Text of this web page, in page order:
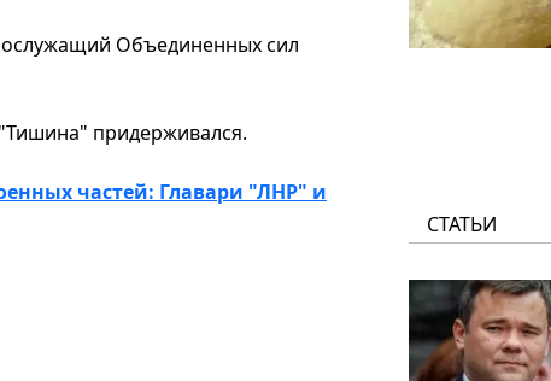
Объединенных сил
придерживался.
частей: Главари "ЛНР" и
СТАТЬИ